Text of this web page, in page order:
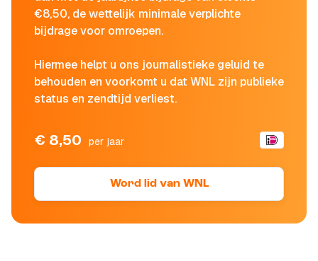
€8,50, de wettelijk minimale verplichte
bijdrage voor omroepen.
Hiermee helpt u ons journalistieke geluid te
behouden en voorkomt u dat WNL zijn publieke
status en zendtijd verliest.
€ 8,50 per jaar
Word lid van WNL